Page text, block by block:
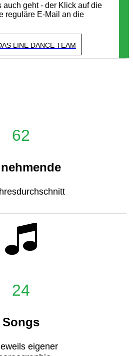
auch geht - der Klick auf die
reguläre E-Mail an die
LINE DANCE TEAM
62
24
Songs
eigener